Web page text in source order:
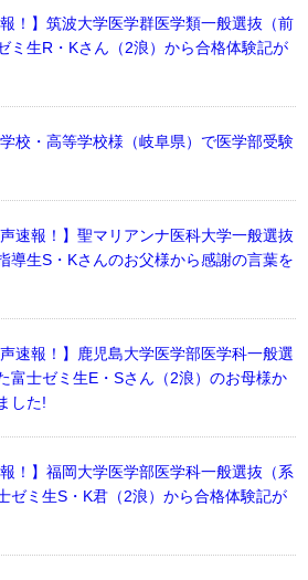
報！】筑波大学医学群医学類一般選抜（前
ミ生R・Kさん（2浪）から合格体験記が
校・高等学校様（岐阜県）で医学部受験
声速報！】聖マリアンナ医科大学一般選抜
導生S・Kさんのお父様から感謝の言葉を
声速報！】鹿児島大学医学部医学科一般選
富士ゼミ生E・Sさん（2浪）のお母様か
した!
報！】福岡大学医学部医学科一般選抜（系
ゼミ生S・K君（2浪）から合格体験記が